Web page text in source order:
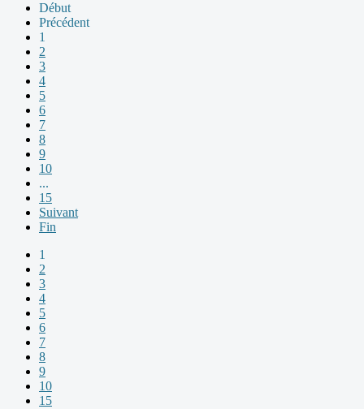
Début
Précédent
1
2
3
4
5
6
7
8
9
10
...
15
Suivant
Fin
1
2
3
4
5
6
7
8
9
10
15